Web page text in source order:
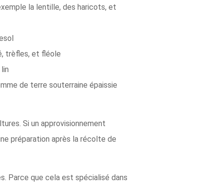
la lentille, des haricots, et
trèfles, et fléole
de terre souterraine épaissie
Si un approvisionnement
préparation après la récolte de
Parce que cela est spécialisé dans